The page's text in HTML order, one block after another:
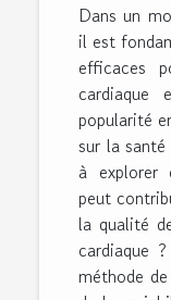
Dans un
il est
efficaces
cardiaque
popularité
sur la santé
à explorer
peut
la qualité
cardiaque
méthode